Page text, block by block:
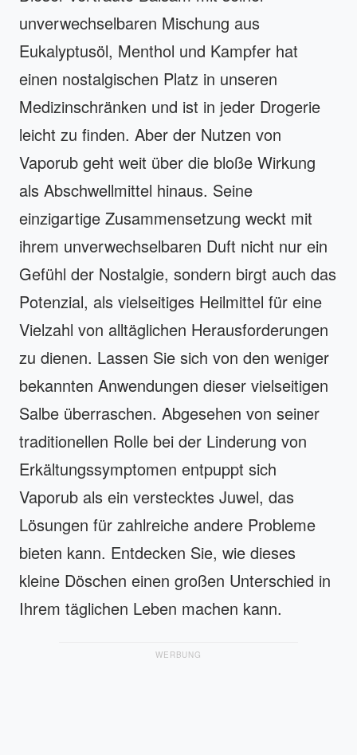
unverwechselbaren Mischung aus
Eukalyptusöl, Menthol und Kampfer hat
einen nostalgischen Platz in unseren
Medizinschränken und ist in jeder Drogerie
leicht zu finden. Aber der Nutzen von
Vaporub geht weit über die bloße Wirkung
als Abschwellmittel hinaus. Seine
einzigartige Zusammensetzung weckt mit
ihrem unverwechselbaren Duft nicht nur ein
Gefühl der Nostalgie, sondern birgt auch das
Potenzial, als vielseitiges Heilmittel für eine
Vielzahl von alltäglichen Herausforderungen
zu dienen. Lassen Sie sich von den weniger
bekannten Anwendungen dieser vielseitigen
Salbe überraschen. Abgesehen von seiner
traditionellen Rolle bei der Linderung von
Erkältungssymptomen entpuppt sich
Vaporub als ein verstecktes Juwel, das
Lösungen für zahlreiche andere Probleme
bieten kann. Entdecken Sie, wie dieses
kleine Döschen einen großen Unterschied in
Ihrem täglichen Leben machen kann.
WERBUNG